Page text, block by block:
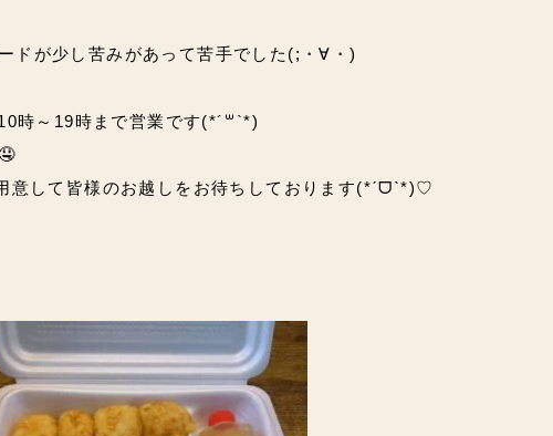
ドが少し苦みがあって苦手でした(;・∀・)
時～19時まで営業です(*´꒳`*)
意して皆様のお越しをお待ちしております(*ˊᗜˋ*)♡